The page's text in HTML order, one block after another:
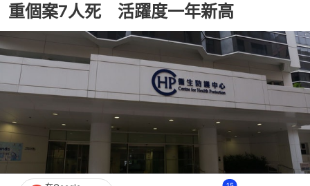
重個案7人死 活躍度一年新高